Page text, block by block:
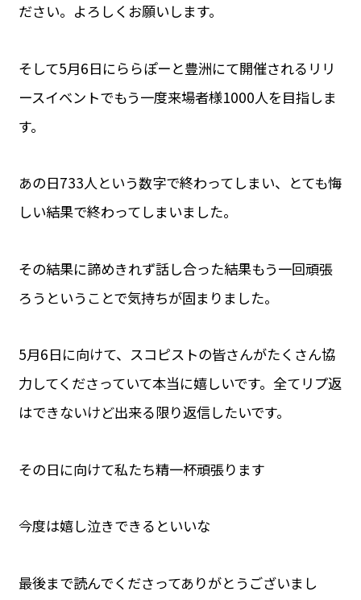
ださい。よろしくお願いします。
そして5月6日にららぽーと豊洲にて開催されるリリ
ースイベントでもう一度来場者様1000人を目指しま
す。
あの日733人という数字で終わってしまい、とても悔
しい結果で終わってしまいました。
その結果に諦めきれず話し合った結果もう一回頑張
ろうということで気持ちが固まりました。
5月6日に向けて、スコピストの皆さんがたくさん協
力してくださっていて本当に嬉しいです。全てリプ返
はできないけど出来る限り返信したいです。
その日に向けて私たち精一杯頑張ります
今度は嬉し泣きできるといいな
最後まで読んでくださってありがとうございまし